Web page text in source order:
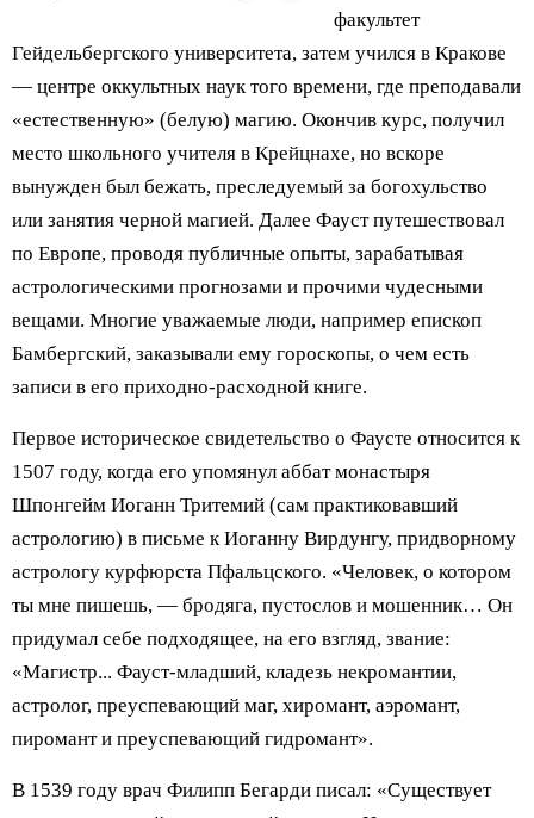
факультет
Гейдельбергского университета, затем учился в Кракове
— центре оккультных наук того времени, где преподавали
«естественную» (белую) магию. Окончив курс, получил
место школьного учителя в Крейцнахе, но вскоре
вынужден был бежать, преследуемый за богохульство
или занятия черной магией. Далее Фауст путешествовал
по Европе, проводя публичные опыты, зарабатывая
астрологическими прогнозами и прочими чудесными
вещами. Многие уважаемые люди, например епископ
Бамбергский, заказывали ему гороскопы, о чем есть
записи в его приходно-расходной книге.
Первое историческое свидетельство о Фаусте относится к
1507 году, когда его упомянул аббат монастыря
Шпонгейм Иоганн Тритемий (сам практиковавший
астрологию) в письме к Иоганну Вирдунгу, придворному
астрологу курфюрста Пфальцского. «Человек, о котором
ты мне пишешь, — бродяга, пустослов и мошенник… Он
придумал себе подходящее, на его взгляд, звание:
«Магистр... Фауст-младший, кладезь некромантии,
астролог, преуспевающий маг, хиромант, аэромант,
пиромант и преуспевающий гидромант».
В 1539 году врач Филипп Бегарди писал: «Существует